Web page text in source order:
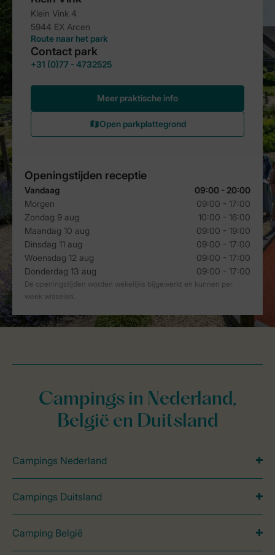
Campings in Nederland,
België en Duitsland
Campings Nederland
Campings Duitsland
Camping België